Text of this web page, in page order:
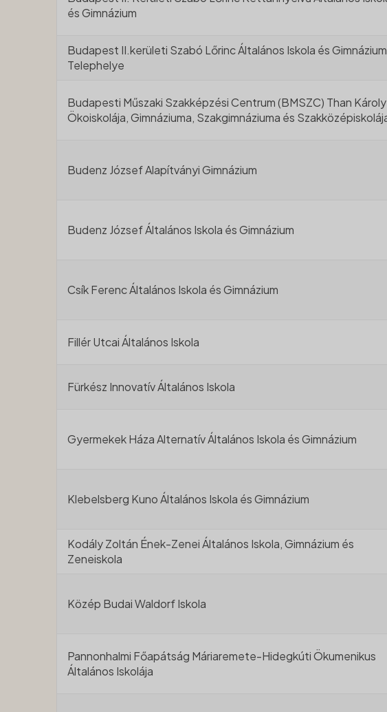
és Gimnázium
Budapest II.kerületi Szabó Lőrinc Általános Iskola és Gimnázium
Telephelye
Budapesti Műszaki Szakképzési Centrum (BMSZC) Than Károly
Ökoiskolája, Gimnáziuma, Szakgimnáziuma és
Budenz József Alapítványi Gimnázium
Budenz József Általános Iskola és Gimnázium
Csík Ferenc Általános Iskola és Gimnázium
Fillér Utcai Általános Iskola
Fürkész Innovatív Általános Iskola
Gyermekek Háza Alternatív Általános Iskola és Gimnázium
Klebelsberg Kuno Általános Iskola és Gimnázium
Kodály Zoltán Ének-Zenei Általános Iskola, Gimnázium és
Zeneiskola
Közép Budai Waldorf Iskola
Pannonhalmi Főapátság Máriaremete-Hidegkúti Ökumenikus
Általános Iskolája